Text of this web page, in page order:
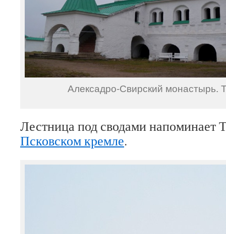
Алексадро-Свирский монастырь.
Лестница под сводами напоминает
Псковском кремле.